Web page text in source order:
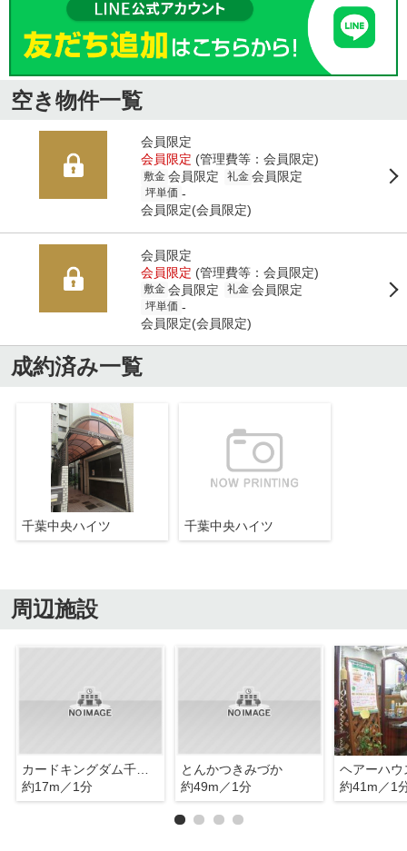
空き物件一覧
会員限定
会員限定 (管理費等：会員限定)
敷金 会員限定 礼金 会員限定
坪単価 -
会員限定(会員限定)
会員限定
会員限定 (管理費等：会員限定)
敷金 会員限定 礼金 会員限定
坪単価 -
会員限定(会員限定)
成約済み一覧
千葉中央ハイツ 千葉中央ハイツ
周辺施設
カードキングダム千葉店
約17m／1分
とんかつきみづか
約49m／1分
ヘアーハウ
約41m／1